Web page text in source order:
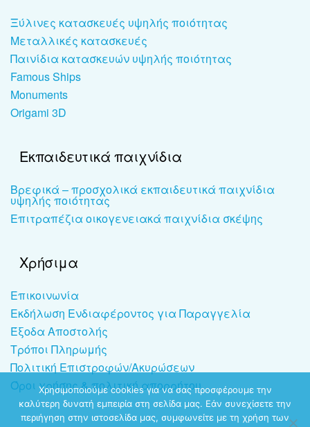
Ξύλινες κατασκευές υψηλής ποιότητας
Μεταλλικές κατασκευές
Παινίδια κατασκευών υψηλής ποιότητας
Famous Ships
Monuments
Origami 3D
Εκπαιδευτικά παιχνίδια
Βρεφικά – προσχολικά εκπαιδευτικά παιχνίδια
υψηλής ποιότητας
Επιτραπέζια οικογενειακά παιχνίδια σκέψης
Χρήσιμα
Επικοινωνία
Εκδήλωση Ενδιαφέροντος για Παραγγελία
Έξοδα Αποστολής
Τρόποι Πληρωμής
Πολιτική Επιστροφών/Ακυρώσεων
Όροι χρήσης & πολιτική απορρήτου
Χρησιμοποιούμε cookies για να σας προσφέρουμε την
καλύτερη δυνατή εμπειρία στη σελίδα μας. Εάν συνεχίσετε την
περιήγηση στην ιστοσελίδα μας, συμφωνείτε με τη χρήση των